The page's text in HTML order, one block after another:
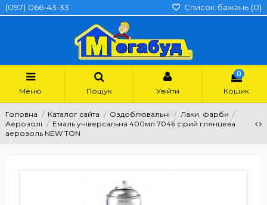
(097) 066-43-33 Список бажань (0)
Меню Пошук Увійти
0
Кошик
Головна Каталог сайта Оздоблювальні
Лаки, фарби
Аерозолі
Емаль універсальна 400мл 7046 сірий глянцева
аерозоль NEW TON